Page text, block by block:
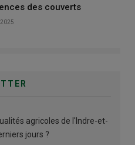
des couverts
agricoles de l'Indre-et-
jours ?